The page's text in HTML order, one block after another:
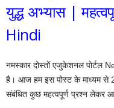
युद्ध अभ्यास |
Hindi
नमस्कार दोस्तों एजुकेशनल पोर्टल
है। आज हम इस पोस्ट के माध्यम से
संबंधित कुछ महत्वपूर्ण प्रश्न लेकर